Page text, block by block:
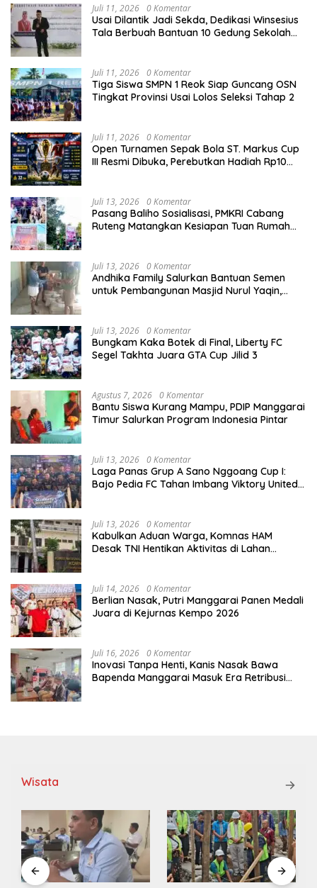
Juli 11, 2026 0 Komentar
Usai Dilantik Jadi Sekda, Dedikasi Winsesius
Tala Berbuah Bantuan 10 Gedung Sekolah
Juli 11, 2026 0 Komentar
Tiga Siswa SMPN 1 Reok Siap Guncang OSN
Tingkat Provinsi Usai Lolos Seleksi Tahap 2
Juli 11, 2026 0 Komentar
Open Turnamen Sepak Bola ST. Markus Cup
III Resmi Dibuka, Perebutkan Hadiah Rp10
Juli 13, 2026 0 Komentar
Pasang Baliho Sosialisasi, PMKRI Cabang
Ruteng Matangkan Kesiapan Tuan Rumah
Juli 13, 2026 0 Komentar
Andhika Family Salurkan Bantuan Semen
untuk Pembangunan Masjid Nurul Yaqin,
Juli 13, 2026 0 Komentar
Bungkam Kaka Botek di Final, Liberty FC
Segel Takhta Juara GTA Cup Jilid 3
Agustus 7, 2026 0 Komentar
Bantu Siswa Kurang Mampu, PDIP Manggarai
Timur Salurkan Program Indonesia Pintar
Juli 13, 2026 0 Komentar
Laga Panas Grup A Sano Nggoang Cup I:
Bajo Pedia FC Tahan Imbang Viktory United
Juli 13, 2026 0 Komentar
Kabulkan Aduan Warga, Komnas HAM
Desak TNI Hentikan Aktivitas di Lahan
Juli 14, 2026 0 Komentar
Berlian Nasak, Putri Manggarai Panen Medali
Juara di Kejurnas Kempo 2026
Juli 16, 2026 0 Komentar
Inovasi Tanpa Henti, Kanis Nasak Bawa
Bapenda Manggarai Masuk Era Retribusi
Wisata